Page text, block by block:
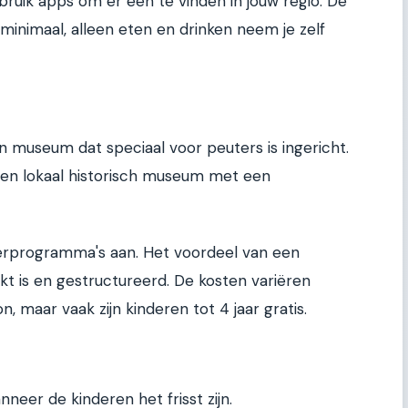
alleen eten en drinken neem je zelf
museum dat speciaal voor peuters is ingericht.
lokaal historisch museum met een
aan. Het voordeel van een
is en gestructureerd. De kosten variëren
maar vaak zijn kinderen tot 4 jaar gratis.
de kinderen het frisst zijn.